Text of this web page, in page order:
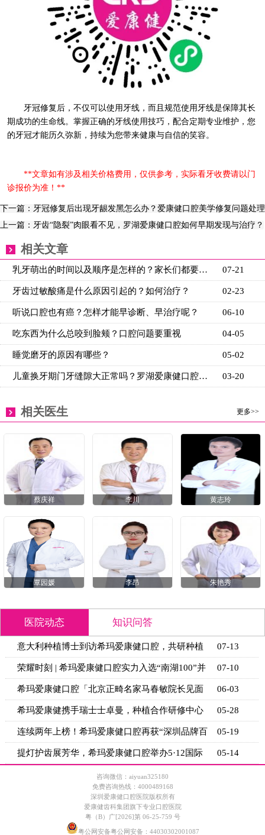
牙冠修复后，不仅可以使用牙线，而且规范使用牙线是保障其长
期成功的生命线。掌握正确的牙线使用技巧，配合定期专业维护，您
的牙冠才能历久弥新，持续为您带来健康与自信的笑容。
**文章如有涉及相关价格费用，仅供参考，实际看牙收费请以门
诊报价为准！**
下一篇：牙冠修复后出现牙龈发黑怎么办？爱康健口腔美学修复问题处理
上一篇：牙齿“隐裂”肉眼看不见，罗湖爱康健口腔如何早期发现与治疗？
相关文章
07-21
乳牙萌出的时间以及顺序是怎样的？家长们都要看看
02-23
牙齿过敏酸痛是什么原因引起的？如何治疗？
06-10
听说口腔也有癌？怎样才能早诊断、早治疗呢？
04-05
吃东西为什么总咬到脸颊？口腔问题要重视
05-02
睡觉磨牙的原因有哪些？
03-20
儿童换牙期门牙缝隙大正常吗？罗湖爱康健口腔生理性间
更多>>
相关医生
蔡庆祥 李川 黄志玲
覃园媛 李昂 朱艳秀
医院动态 知识问答
意大利种植博士到访希玛爱康健口腔，共研种植
技术新思
07-13
荣耀时刻 | 希玛爱康健口腔实力入选“南湖100”并
获官
07-10
希玛爱康健口腔「北京正畸名家马春敏院长见面
日」活动
06-03
希玛爱康健携手瑞士士卓曼，种植合作研修中心
揭牌
05-28
连续两年上榜！希玛爱康健口腔再获“深圳品牌百
强”
05-19
提灯护齿展芳华，希玛爱康健口腔举办5·12国际 05-14
咨询微信：aiyuan325180
免费咨询热线：4000489168
深圳爱康健口腔医院版权所有
爱康健齿科集团旗下专业口腔医院
粤（B）广[2026]第 06-25-759 号
粤公网安备粤公网安备：44030302001087